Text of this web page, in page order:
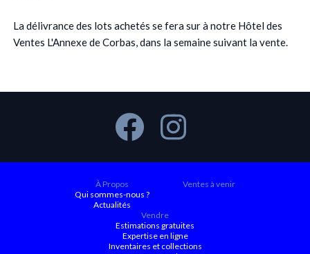
La délivrance des lots achetés se fera sur à notre Hôtel des
Ventes L'Annexe de Corbas, dans la semaine suivant la vente.
À Propos
Qui sommes-nous ?
Actualités
Ventes à venir
Vendre
Estimations gratuites
Expertise en ligne
Inventaires et collections